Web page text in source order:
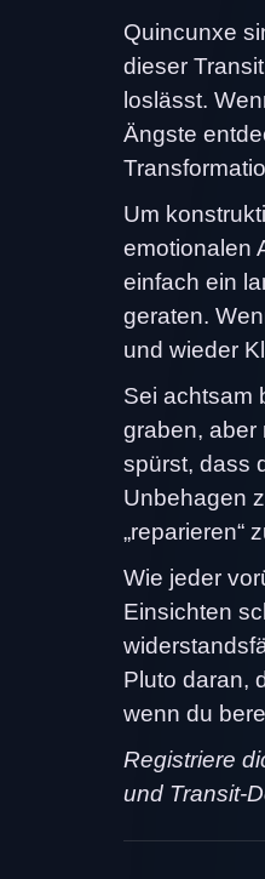
Quincunxe
dieser
loslässt.
Ängste
Um
emotionalen
einfach ein
geraten.
und wieder
Sei achtsam
graben, aber
spürst, dass
Unbehagen
„reparieren“
Wie jeder
Einsichten
Pluto daran,
wenn du
Registriere
und Transit-